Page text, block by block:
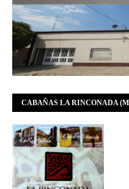
CABAÑAS LA RINCONADA